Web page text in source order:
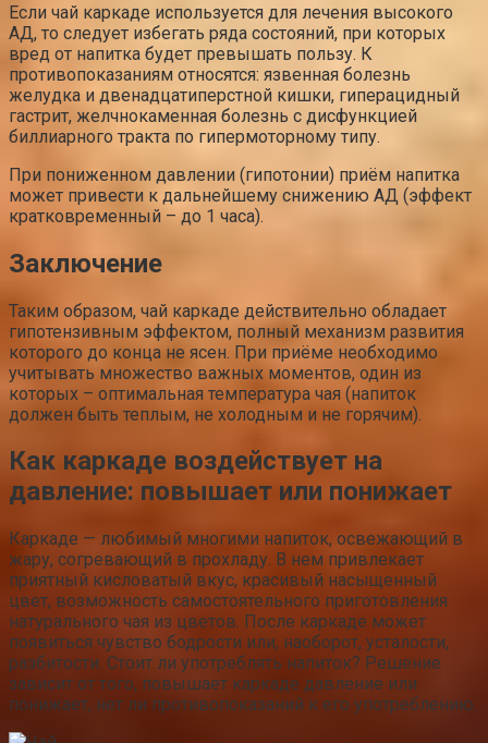
Если чай каркаде используется для лечения высокого
АД, то следует избегать ряда состояний, при которых
вред от напитка будет превышать пользу. К
противопоказаниям относятся: язвенная болезнь
желудка и двенадцатиперстной кишки, гиперацидный
гастрит, желчнокаменная болезнь с дисфункцией
биллиарного тракта по гипермоторному типу.
При пониженном давлении (гипотонии) приём напитка
может привести к дальнейшему снижению АД (эффект
кратковременный – до 1 часа).
Заключение
Таким образом, чай каркаде действительно обладает
гипотензивным эффектом, полный механизм развития
которого до конца не ясен. При приёме необходимо
учитывать множество важных моментов, один из
которых – оптимальная температура чая (напиток
должен быть теплым, не холодным и не горячим).
Как каркаде воздействует на
давление: повышает или понижает
Каркаде — любимый многими напиток, освежающий в
жару, согревающий в прохладу. В нем привлекает
приятный кисловатый вкус, красивый насыщенный
цвет, возможность самостоятельного приготовления
натурального чая из цветов. После каркаде может
появиться чувство бодрости или, наоборот, усталости,
разбитости. Стоит ли употреблять напиток? Решение
зависит от того, повышает каркаде давление или
понижает, нет ли противопоказаний к его употреблению.